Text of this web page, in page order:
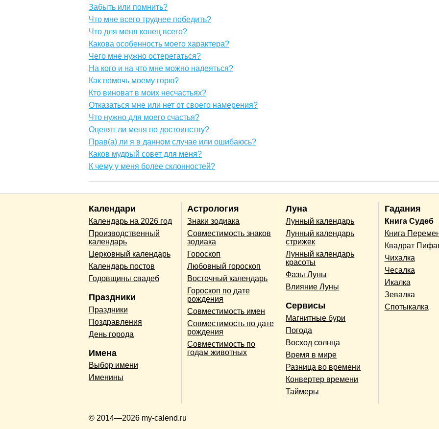
Забыть или помнить?
Что мне всего труднее победить?
Что для меня конец всего?
Какова особенность моего характера?
Чего мне нужно остерегаться?
На кого и на что мне можно надеяться?
Как помочь моему горю?
Кто виноват в моих несчастьях?
Отказаться мне или нет от своего намерения?
Что нужно для моего счастья?
Оценят ли меня по достоинству?
Прав(а) ли я в данном случае или ошибаюсь?
Каков мудрый совет для меня?
К чему у меня более склонностей?
Календари
Календарь на 2026 год
Производственный
календарь
Церковный календарь
Календарь постов
Годовщины свадеб
Праздники
Праздники
Поздравления
День города
Имена
Выбор имени
Именины
Астрология
Знаки зодиака
Совместимость знаков
зодиака
Гороскоп
Любовный гороскоп
Восточный календарь
Гороскоп по дате
рождения
Совместимость имен
Совместимость по дате
рождения
Совместимость по
годам животных
Луна
Лунный календарь
Лунный календарь
стрижек
Лунный календарь
красоты
Фазы Луны
Влияние Луны
Сервисы
Магнитные бури
Погода
Восход солнца
Время в мире
Разница во времени
Конвертер времени
Таймеры
Гадания
Книга Судеб
Книга
Квадрат
Чихалка
Чесалка
Икалка
Зевалка
Спотыкалка
© 2014—2026 my-calend.ru